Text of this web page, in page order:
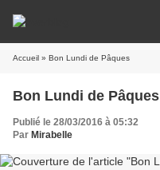
Accueil » Bon Lundi de Pâques
Bon Lundi de Pâques
Publié le 28/03/2016 à 05:32
Par Mirabelle